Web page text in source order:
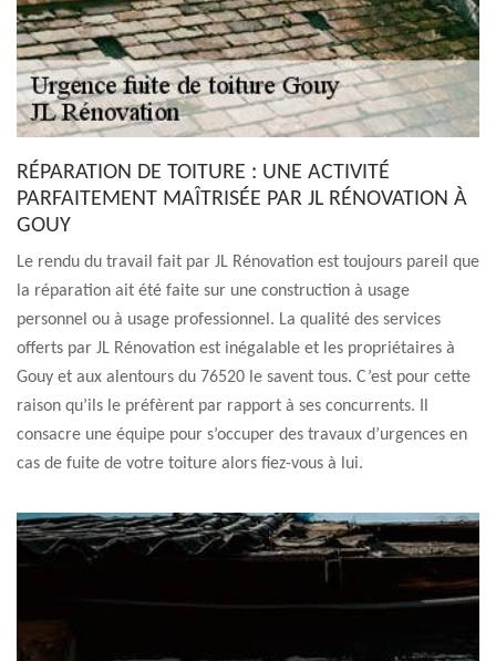
RÉPARATION DE TOITURE : UNE ACTIVITÉ
PARFAITEMENT MAÎTRISÉE PAR JL RÉNOVATION À
GOUY
Le rendu du travail fait par JL Rénovation est toujours pareil que
la réparation ait été faite sur une construction à usage
personnel ou à usage professionnel. La qualité des services
offerts par JL Rénovation est inégalable et les propriétaires à
Gouy et aux alentours du 76520 le savent tous. C’est pour cette
raison qu’ils le préfèrent par rapport à ses concurrents. Il
consacre une équipe pour s’occuper des travaux d’urgences en
cas de fuite de votre toiture alors fiez-vous à lui.